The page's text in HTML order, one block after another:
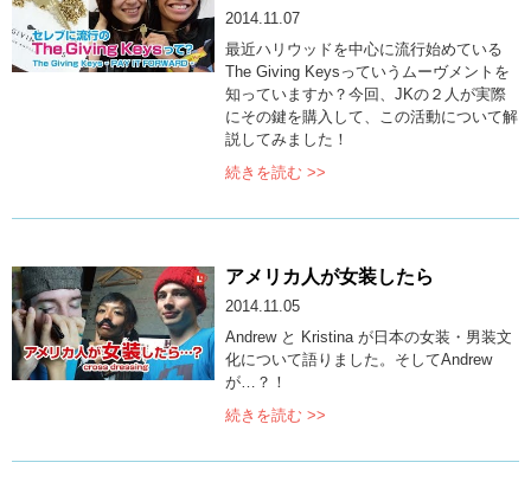
2014.11.07
最近ハリウッドを中心に流行始めている
The Giving Keysっていうムーヴメントを
知っていますか？今回、JKの２人が実際
にその鍵を購入して、この活動について解
説してみました！
続きを読む >>
アメリカ人が女装したら
2014.11.05
Andrew と Kristina が日本の女装・男装文
化について語りました。そしてAndrew
が…？！
続きを読む >>